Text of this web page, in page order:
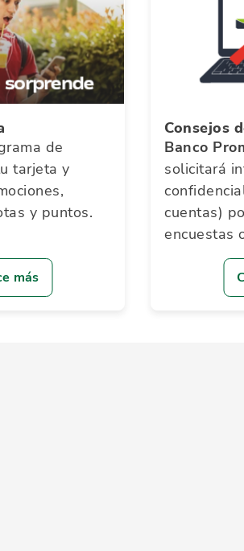
de
tarjeta y
y puntos.
más
Consejos
Banco
solicitará
cuentas)
encuestas